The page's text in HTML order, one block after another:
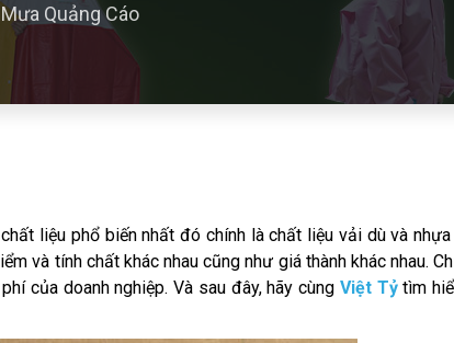
Quảng Cáo
liệu phổ biến nhất đó chính là chất liệu vải dù và
và tính chất khác nhau cũng như giá thành khác nhau.
của doanh nghiệp. Và sau đây, hãy cùng Việt Tỷ tìm